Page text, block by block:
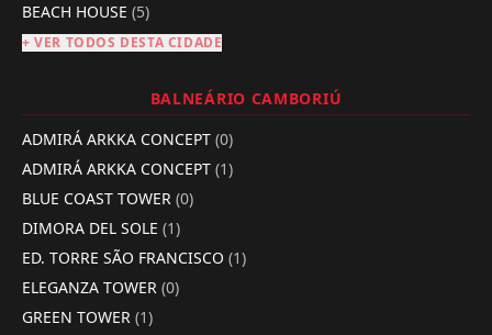
BEACH HOUSE (5)
+ VER TODOS DESTA CIDADE
BALNEÁRIO CAMBORIÚ
ADMIRÁ ARKKA CONCEPT (0)
ADMIRÁ ARKKA CONCEPT (1)
BLUE COAST TOWER (0)
DIMORA DEL SOLE (1)
ED. TORRE SÃO FRANCISCO (1)
ELEGANZA TOWER (0)
GREEN TOWER (1)